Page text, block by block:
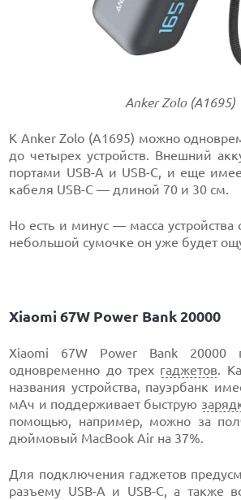
Anker Zolo (A1695)
К Anker Zolo (A1695) можно
до четырех устройств. Внешний
портами USB-A и USB-C, и еще
кабеля USB-C — длиной 70 и 30 см.
Но есть и минус — масса устройства
небольшой сумочке он уже будет
Xiaomi 67W Power Bank 20000
Xiaomi 67W Power Bank 20000
одновременно до трех гаджетов.
названия устройства, пауэрбанк
мАч и поддерживает быструю
помощью, например, можно за
дюймовый MacBook Air на 37%.
Для подключения гаджетов
разъему USB-A и USB-C, а также